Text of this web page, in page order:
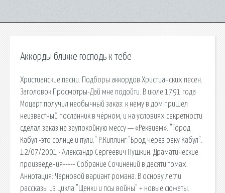
Аккорды ближе господь к тебе
Христианские песни. Подборы аккордов Христианских песен.
Заголовок Просмотры-Дай мне подойти. В июле 1791 года
Моцарт получил необычный заказ: к нему в дом пришел
неизвестный посланник в чёрном, и на условиях секретности
сделал заказ на заупокойную мессу — «Реквием». "Город
Кабул -это солнце и пули." Р.Киплинг "Брод через реку Кабул".
12/07/2001 · Александр Сергеевич Пушкин. Драматические
произведения----- Собрание Сочинений в десяти томах.
Аннотация: Черновой вариант романа. В основу легли
рассказы из цикла "Щенки и псы войны" + новые сюжеты.